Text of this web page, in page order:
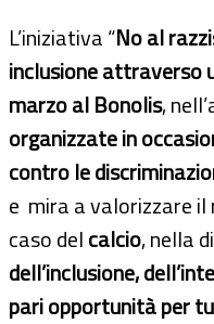
L’iniziativa “No al
inclusione attraverso
marzo al Bonolis,
organizzate in
contro le
e mira a valorizzare il
caso delcalcio, nella
dell’inclusione,
pari opportunità per